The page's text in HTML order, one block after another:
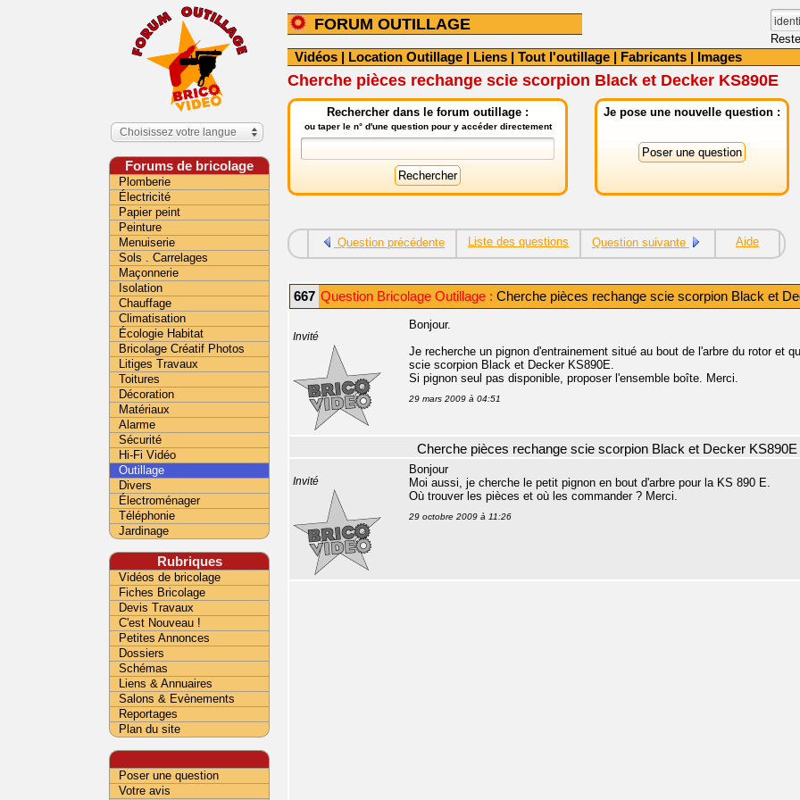
FORUM OUTILLAGE
Vidéos | Location Outillage | Liens | Tout l'outillage | Fabricants | Images
Cherche pièces rechange scie scorpion Black et Decker KS890E
Rechercher dans le forum outillage :
ou taper le n° d'une question pour y accéder directement
Je pose une nouvelle question :
Question précédente Liste des questions Question suivante Aide
667 Question Bricolage Outillage : Cherche pièces rechange scie scorpion Black et
Invité
Bonjour.
Je recherche un pignon d'entrainement situé au bout de l'arbre du rotor et
scie scorpion Black et Decker KS890E.
Si pignon seul pas disponible, proposer l'ensemble boîte. Merci.
29 mars 2009 à 04:51
Cherche pièces rechange scie scorpion Black et Decker KS890E
Invité
Bonjour
Moi aussi, je cherche le petit pignon en bout d'arbre pour la KS 890 E.
Où trouver les pièces et où les commander ? Merci.
29 octobre 2009 à 11:26
Choisissez votre langue
Forums de bricolage
Plomberie
Électricité
Papier peint
Peinture
Menuiserie
Sols . Carrelages
Maçonnerie
Isolation
Chauffage
Climatisation
Écologie Habitat
Bricolage Créatif Photos
Litiges Travaux
Toitures
Décoration
Matériaux
Alarme
Sécurité
Hi-Fi Vidéo
Outillage
Divers
Électroménager
Téléphonie
Jardinage
Rubriques
Vidéos de bricolage
Fiches Bricolage
Devis Travaux
C'est Nouveau !
Petites Annonces
Dossiers
Schémas
Liens & Annuaires
Salons & Evènements
Reportages
Plan du site
Poser une question
Votre avis